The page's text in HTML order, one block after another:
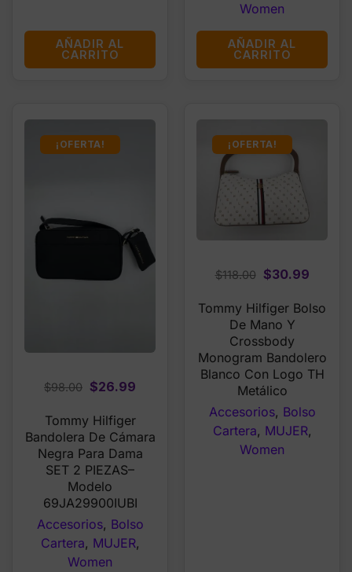
AÑADIR AL
CARRITO
Women
AÑADIR AL
CARRITO
¡OFERTA!
$98.00 Original
was:
$98.00.
$26.99
is:
$26.99.
Tommy Hilfiger
Bandolera De Cámara
Negra Para Dama
SET 2 PIEZAS–
Modelo
69JA29900IUBI
Accesorios, Bolso
Cartera, MUJER,
Women
¡OFERTA!
$118.00
Original
was:
$118.00.
$30.99
is:
Tommy Hilfiger Bolso
De Mano Y
Crossbody
Monogram Bandolero
Blanco Con Logo TH
Metálico
Accesorios, Bolso
Cartera, MUJER,
Women